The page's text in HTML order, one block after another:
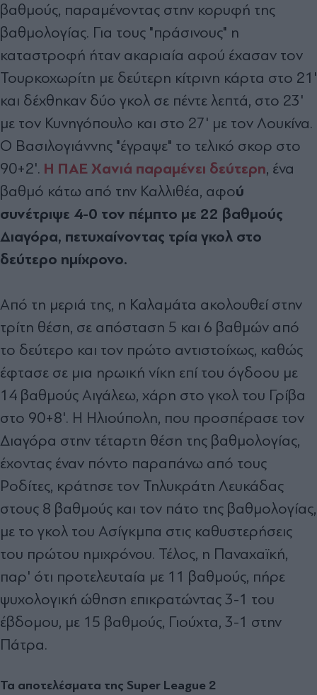
βαθμούς, παραμένοντας στην κορυφή της
βαθμολογίας. Για τους "πράσινους" η
καταστροφή ήταν ακαριαία αφού έχασαν τον
Τουρκοχωρίτη με δεύτερη κίτρινη κάρτα στο 21'
και δέχθηκαν δύο γκολ σε πέντε λεπτά, στο 23'
με τον Κυνηγόπουλο και στο 27' με τον Λουκίνα.
Ο Βασιλογιάννης "έγραψε" το τελικό σκορ στο
90+2'. Η ΠΑΕ Χανιά παραμένει δεύτερη, ένα
βαθμό κάτω από την Καλλιθέα, αφού
συνέτριψε 4-0 τον πέμπτο με 22 βαθμούς
Διαγόρα, πετυχαίνοντας τρία γκολ στο
δεύτερο ημίχρονο.
Από τη μεριά της, η Καλαμάτα ακολουθεί στην
τρίτη θέση, σε απόσταση 5 και 6 βαθμών από
το δεύτερο και τον πρώτο αντιστοίχως, καθώς
έφτασε σε μια ηρωική νίκη επί του όγδοου με
14 βαθμούς Αιγάλεω, χάρη στο γκολ του Γρίβα
στο 90+8'. Η Ηλιούπολη, που προσπέρασε τον
Διαγόρα στην τέταρτη θέση της βαθμολογίας,
έχοντας έναν πόντο παραπάνω από τους
Ροδίτες, κράτησε τον Τηλυκράτη Λευκάδας
στους 8 βαθμούς και τον πάτο της βαθμολογίας,
με το γκολ του Ασίγκμπα στις καθυστερήσεις
του πρώτου ημιχρόνου. Τέλος, η Παναχαϊκή,
παρ' ότι προτελευταία με 11 βαθμούς, πήρε
ψυχολογική ώθηση επικρατώντας 3-1 του
έβδομου, με 15 βαθμούς, Γιούχτα, 3-1 στην
Πάτρα.
Τα αποτελέσματα της Super League 2